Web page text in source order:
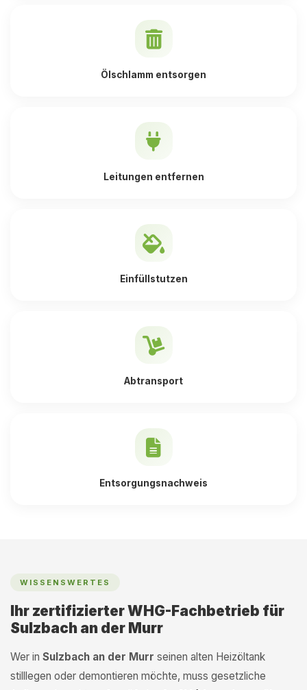
Ölschlamm entsorgen
Leitungen entfernen
Einfüllstutzen
Abtransport
Entsorgungsnachweis
WISSENSWERTES
Ihr zertifizierter WHG-Fachbetrieb für
Sulzbach an der Murr
Wer in Sulzbach an der Murr seinen alten Heizöltank
stilllegen oder demontieren möchte, muss gesetzliche